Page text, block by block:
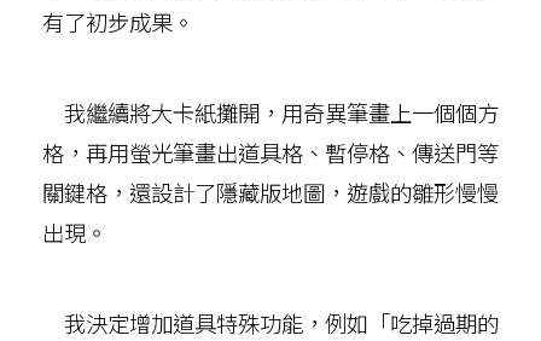
有了初步成果。
我繼續將大卡紙攤開，用奇異筆畫上一個個方
格，再用螢光筆畫出道具格、暫停格、傳送門等
關鍵格，還設計了隱藏版地圖，遊戲的雛形慢慢
出現。
我決定增加道具特殊功能，例如「吃掉過期的